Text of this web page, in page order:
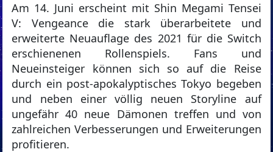
Am 14. Juni erscheint mit Shin Megami Tensei
V: Vengeance die stark überarbeitete und
erweiterte Neuauflage des 2021 für die Switch
erschienenen Rollenspiels. Fans und
Neueinsteiger können sich so auf die Reise
durch ein post-apokalyptisches Tokyo begeben
und neben einer völlig neuen Storyline auf
ungefähr 40 neue Dämonen treffen und von
zahlreichen Verbesserungen und Erweiterungen
profitieren.